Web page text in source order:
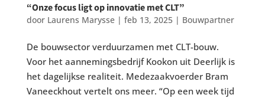
“Onze focus ligt op innovatie met CLT”
door Laurens Marysse| feb 13, 2025| Bouwpartner
De bouwsector verduurzamen met CLT-bouw.
Voor het aannemingsbedrijf Kookon uit Deerlijk is
het dagelijkse realiteit. Medezaakvoerder Bram
Vaneeckhout vertelt ons meer. “Op een week tijd